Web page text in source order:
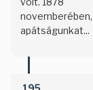
apátságunkat...